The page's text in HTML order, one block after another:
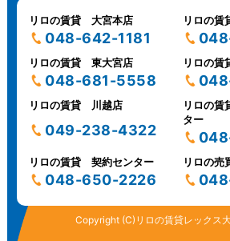
リロの賃貸 大宮本店
048-642-1181
リロの
リロの賃貸 東大宮店
048-681-5558
リロの
リロの賃貸 川越店
049-238-4322
リロの
ター
リロの賃貸 契約センター
048-650-2226
リロの
Copyright (C)リロの賃貸レックス